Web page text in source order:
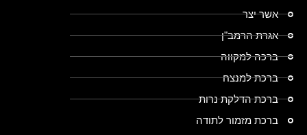
אשר יצר
אגרת הרמב"ן
ברכה למקווה
ברכת למנצח
ברכת הדלקת נרות
ברכת מזמור לתודה